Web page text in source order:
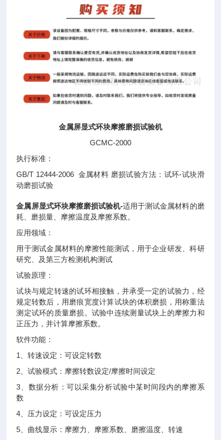
金属屏显式环块摩擦磨损试验机
GCMC-2000
执行标准：
GB/T 12444-2006 金属材料 磨损试验方法：试环-试块滑
动磨损试验
金属屏显式环块摩擦磨损试验机-适用于测试金属材料的磨
耗、磨损量、摩擦温度及摩擦系数。
应用领域：
用于测试金属材料的摩擦性能测试，用于企业研发、科研
研究、及第三方检测机构测试
试验原理：
试块与规定转速的试环相接触，并承受一定的试验力，经
规定转数后，用磨痕宽度计算试块的体积磨损，用称重法
测定试环的质量磨损。试验中连续测量试块上的摩擦力和
正压力，并计算摩擦系数。
软件功能：
1、转速设定：可设定转数
2、试验模式：摩擦转数设定/摩擦时间设定
3、数据分析：可以采集分析试验中某时间段内的摩擦系
数
4、压力设定：可设定压力
5、曲线显示：摩擦力、摩擦系数、磨擦温度、转速